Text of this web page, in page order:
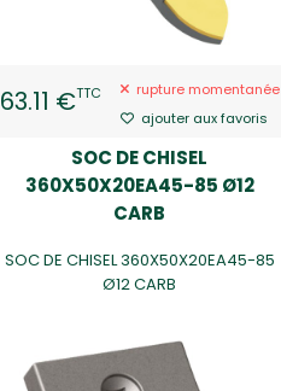
63.11 €TTC
rupture momentanée
ajouter aux favoris
SOC DE CHISEL
360X50X20EA45-85 Ø12
CARB
SOC DE CHISEL 360X50X20EA45-85
Ø12 CARB